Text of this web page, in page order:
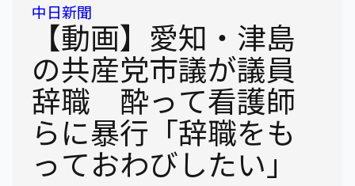
中日新聞
【動画】愛知・津島
の共産党市議が議員
辞職 酔って看護師
らに暴行「辞職をも
っておわびしたい」